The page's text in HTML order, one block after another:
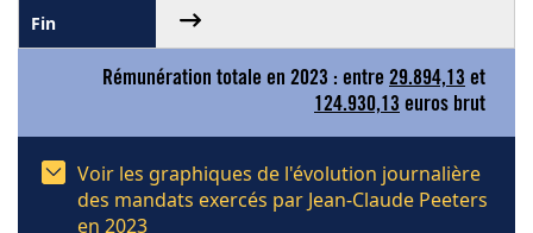
Rémunération totale en 2023 : entre 29.894,13 et
124.930,13 euros brut
Voir les graphiques de l'évolution journalière
des mandats exercés par Jean-Claude Peeters
en 2023